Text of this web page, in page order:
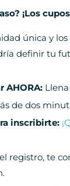
¡Los
única y
definir tu
AHORA:
de dos
inscribirte:
registro, te